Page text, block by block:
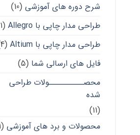
شرح دوره های آموزشی (10)
طراحی مدار چاپی با Allegro
(11)
طراحی مدار چاپی با Altium
(4)
فایل های ارسالی شما (5)
محصــــــــــولات طراحی
شده
(11)
محصولات و برد های آموزشی (11)